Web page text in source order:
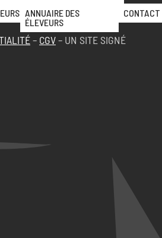
ANNUAIRE DES
ÉLEVEURS
CONTACT
– CGV– UN SITE SIGNÉ